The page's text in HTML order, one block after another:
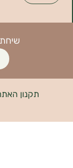
שיחת היכרות
מעבר
האתר|